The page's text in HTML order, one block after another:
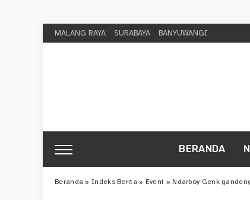
MALANG RAYA SURABAYA BANYUWANGI
BERANDA
Beranda »Indeks Berita » Event »Ndarboy Genk